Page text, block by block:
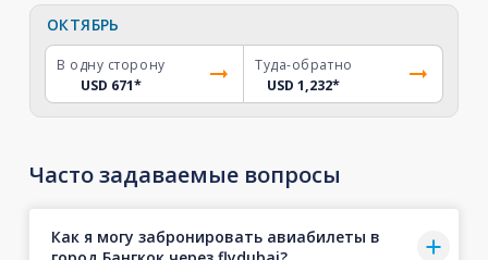
ОКТЯБРЬ
В одну сторону
USD 671*
Туда-обратно
USD 1,232*
Часто задаваемые вопросы
Как я могу забронировать авиабилеты в